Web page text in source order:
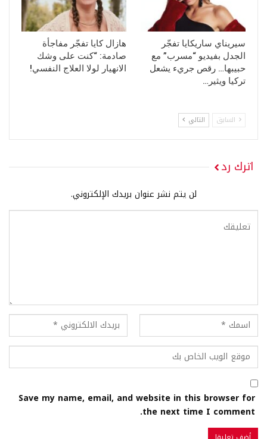
سيريناي ساريكايا تفجّر
الجدل بفيديو “مسرب” مع
حبيبها… رقص جريء يشعل
تركيا ويثير…
هازال كايا تفجّر مفاجأة
صادمة: “كنت على وشك
الانهيار لولا العلاج النفسي!
السابق التالي
اترك رد
لن يتم نشر عنوان بريدك الإلكتروني.
Save my name, email, and website in this browser for
the next time I comment.